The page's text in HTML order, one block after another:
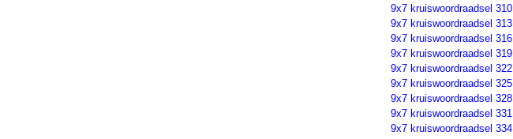
9x7 kruiswoordraadsel 310
9x7 kruiswoordraadsel 313
9x7 kruiswoordraadsel 316
9x7 kruiswoordraadsel 319
9x7 kruiswoordraadsel 322
9x7 kruiswoordraadsel 325
9x7 kruiswoordraadsel 328
9x7 kruiswoordraadsel 331
9x7 kruiswoordraadsel 334